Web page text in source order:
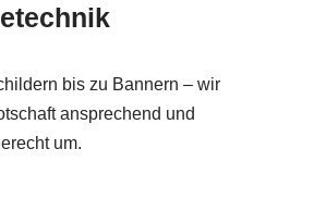
bis zu Bannern – wir
ansprechend und
um.